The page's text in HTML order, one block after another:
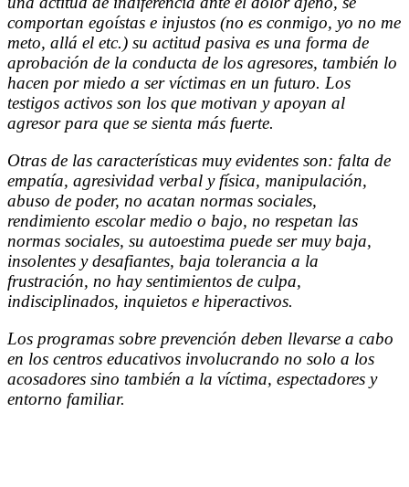
comportan egoístas e injustos (no es conmigo, yo no me
meto, allá el etc.) su actitud pasiva es una forma de
aprobación de la conducta de los agresores, también lo
hacen por miedo a ser víctimas en un futuro. Los
testigos activos son los que motivan y apoyan al
agresor para que se sienta más fuerte.
Otras de las características muy evidentes son: falta de
empatía, agresividad verbal y física, manipulación,
abuso de poder, no acatan normas sociales,
rendimiento escolar medio o bajo, no respetan las
normas sociales, su autoestima puede ser muy baja,
insolentes y desafiantes, baja tolerancia a la
frustración, no hay sentimientos de culpa,
indisciplinados, inquietos e hiperactivos.
Los programas sobre prevención deben llevarse a cabo
en los centros educativos involucrando no solo a los
acosadores sino también a la víctima, espectadores y
entorno familiar.